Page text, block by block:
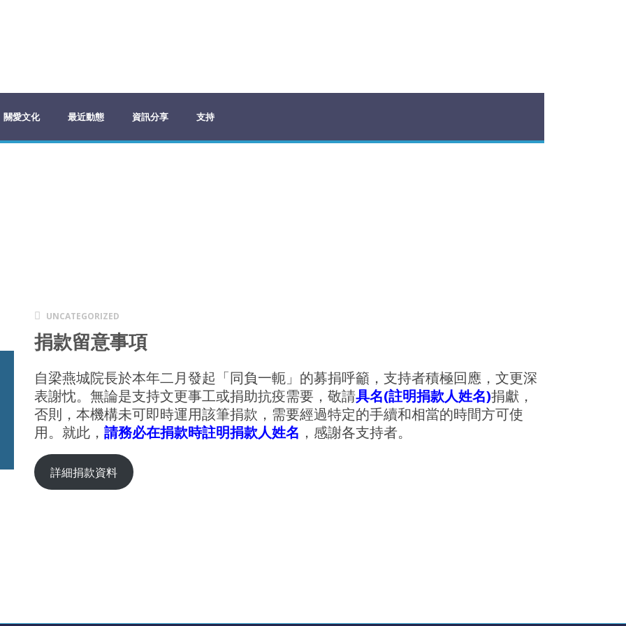
關愛文化 最近動態 資訊分享 支持
UNCATEGORIZED
捐款留意事項
自梁燕城院長於本年二月發起「同負一軛」的募捐呼籲，支持者積極回應，文更深
表謝忱。無論是支持文更事工或捐助抗疫需要，敬請具名(註明捐款人姓名)捐獻，
否則，本機構未可即時運用該筆捐款，需要經過特定的手續和相當的時間方可使
用。就此， 請務必在捐款時註明捐款人姓名 ，感謝各支持者。
詳細捐款資料